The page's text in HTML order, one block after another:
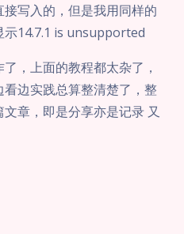
写入的，但是我用同样的
示14.7.1 is unsupported
，上面的教程都太杂了，
边实践总算整清楚了，整
章，即是分享亦是记录 又